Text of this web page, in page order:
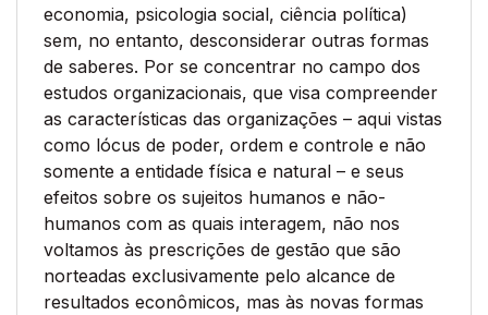
economia, psicologia social, ciência política)
sem, no entanto, desconsiderar outras formas
de saberes. Por se concentrar no campo dos
estudos organizacionais, que visa compreender
as características das organizações – aqui vistas
como lócus de poder, ordem e controle e não
somente a entidade física e natural – e seus
efeitos sobre os sujeitos humanos e não-
humanos com as quais interagem, não nos
voltamos às prescrições de gestão que são
norteadas exclusivamente pelo alcance de
resultados econômicos, mas às novas formas